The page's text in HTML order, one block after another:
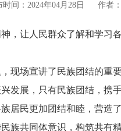
时间：2024年04月28日 作者：
让人民群众了解和学习
场宣讲了民族团结的重
发展，只有民族团结，携
民更加团结和睦，营造
族共同体意识，构筑共有精